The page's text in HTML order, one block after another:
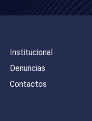
Institucional
Denuncias
Contactos